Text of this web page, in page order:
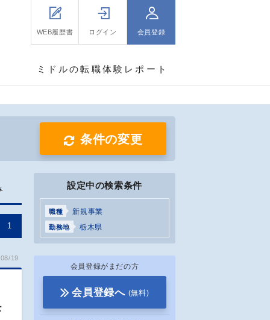
WEB履歴書 ログイン 会員登録
ミドルの転職体験レポート
条件の変更
1
19
設定中の検索条件
職種 新規事業
勤務地 栃木県
会員登録がまだの方
会員登録へ (無料)